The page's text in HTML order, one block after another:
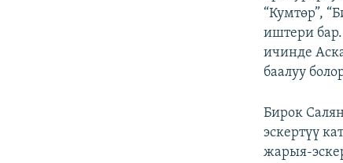
“Кумтөр”,
иштери
ичинде
баалуу
Бирок
эскертүү
жарыя-